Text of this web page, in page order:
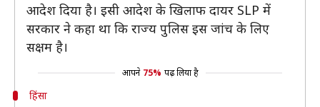
आदेश दिया है। इसी आदेश के खिलाफ दायर SLP में
सरकार ने कहा था कि राज्य पुलिस इस जांच के लिए
सक्षम है।
आपने 75% पढ़ लिया है
हिंसा